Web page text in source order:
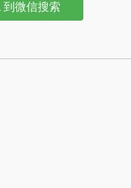
到微信搜索